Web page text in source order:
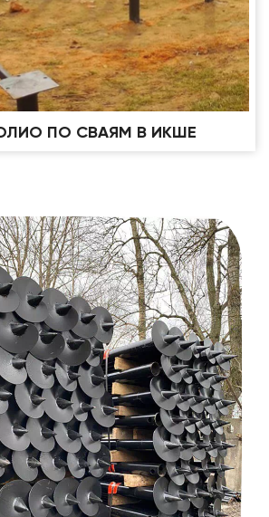
ПО СВАЯМ В ИКШЕ